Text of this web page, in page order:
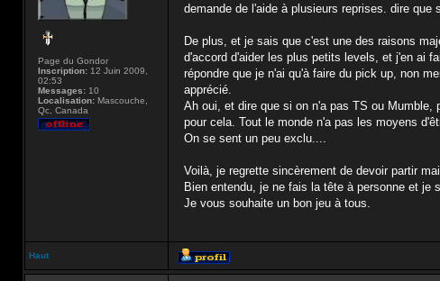
Page du Gondor
Inscription: 12 Juin 2009,
02:53
Messages: 10
Localisation: Mascouche,
Qc, Canada
demande de l'aide à plusieurs reprises. dire
De plus, et je sais que c'est une des raisons
d'accord d'aider les plus petits levels, et j'en ai
répondre que je n'ai qu'à faire du pick up, non
apprécié.
Ah oui, et dire que si on n'a pas TS ou
pour cela. Tout le monde n'a pas les moyens
On se sent un peu exclu....
Voilà, je regrette sincèrement de devoir partir
Bien entendu, je ne fais la tête à personne et je
Je vous souhaite un bon jeu à tous.
Haut